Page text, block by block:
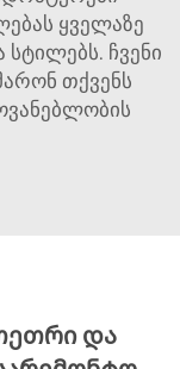
ყველაზე
ჩვენი
თქვენს
და